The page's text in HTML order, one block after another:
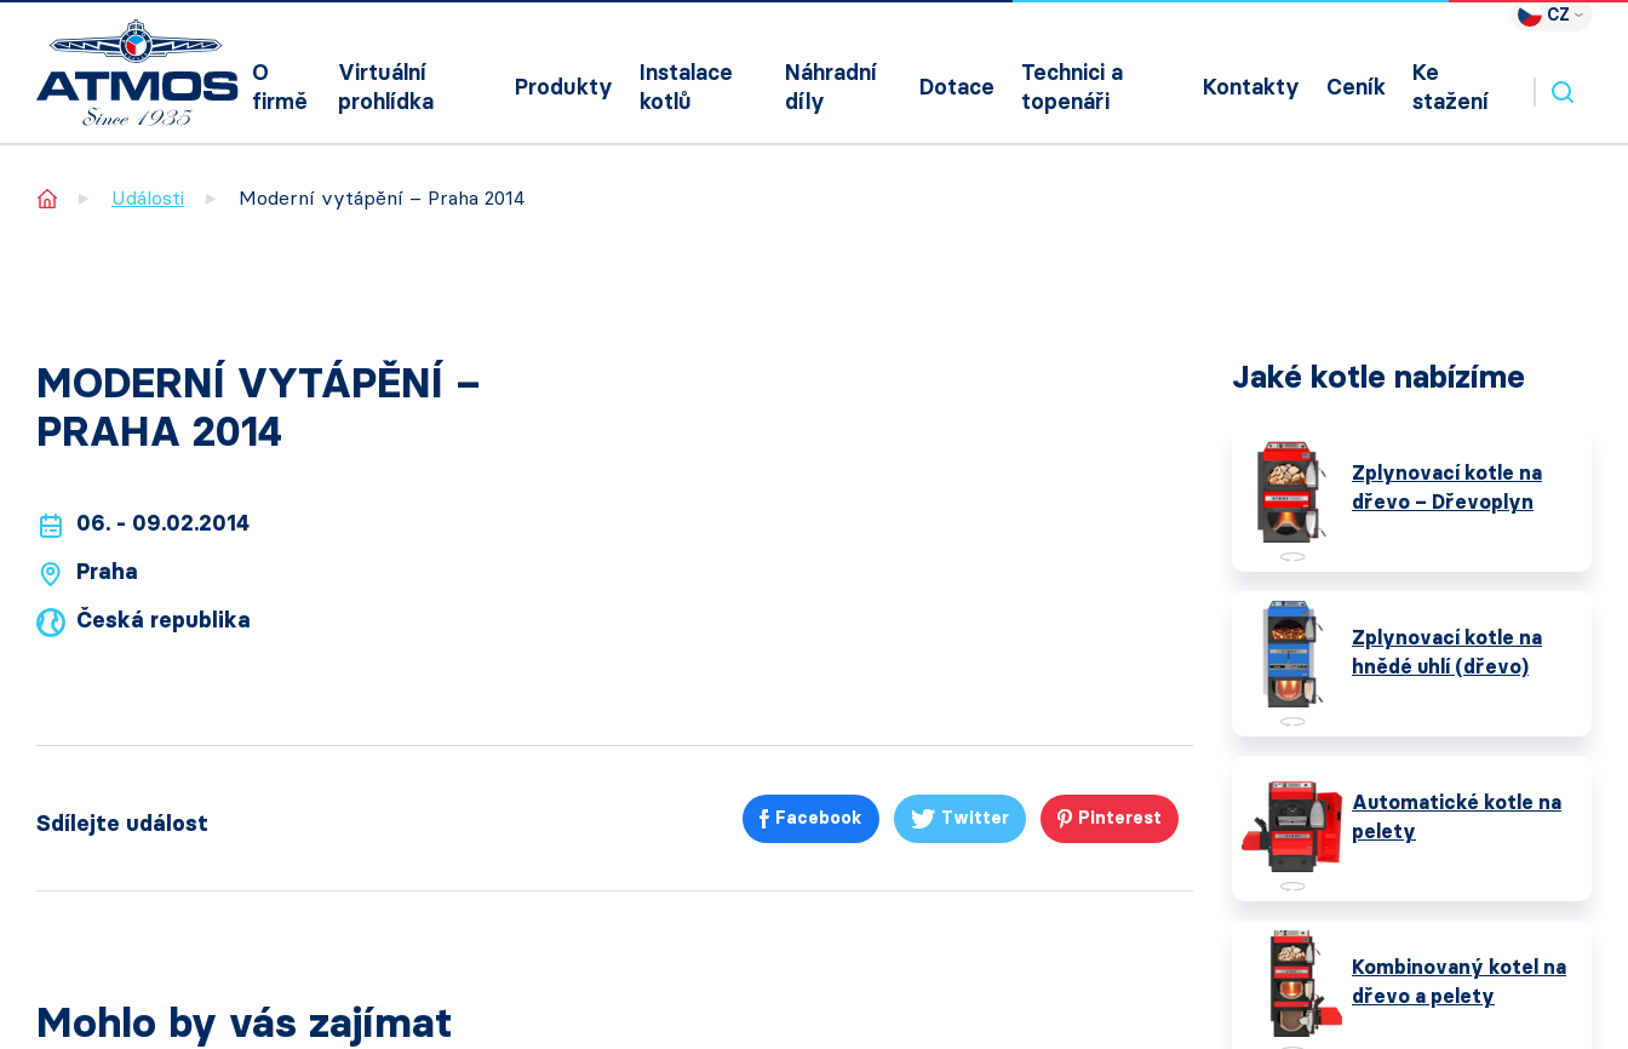
CZ
O
firmě
Virtuální
prohlídka
Produkty
Instalace
kotlů
Náhradní
díly
Dotace
Technici a
topenáři
Kontakty Ceník
Ke
stažení
Home Události Moderní vytápění – Praha 2014
MODERNÍ VYTÁPĚNÍ –
PRAHA 2014
06. - 09.02.2014
Praha
Česká republika
Sdílejte událost Facebook Twitter Pinterest
Mohlo by vás zajímat
Jaké kotle nabízíme
Zplynovací kotle na
dřevo – Dřevoplyn
Zplynovací kotle na
hnědé uhlí (dřevo)
Automatické kotle na
pelety
Kombinovaný kotel na
dřevo a pelety